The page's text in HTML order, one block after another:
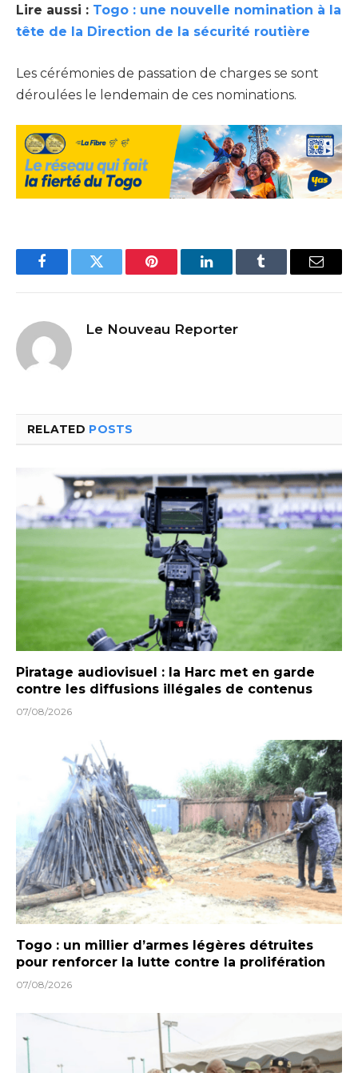
Lire aussi : Togo : une nouvelle nomination à la
tête de la Direction de la sécurité routière
Les cérémonies de passation de charges se sont
déroulées le lendemain de ces nominations.
FacebookTwitter Pinterest LinkedInTumblr Email
Le Nouveau Reporter
RELATED POSTS
Piratage audiovisuel : la Harc met en garde
contre les diffusions illégales de contenus
07/08/2026
Togo : un millier d’armes légères détruites
pour renforcer la lutte contre la prolifération
07/08/2026